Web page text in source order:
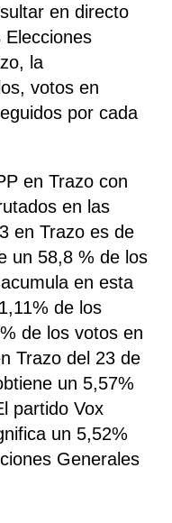
en directo
Elecciones
la
votos en
por cada
en Trazo con
en las
en Trazo es de
un 58,8 % de los
acumula en esta
de los
de los votos en
Trazo del 23 de
un 5,57%
partido Vox
un 5,52%
Generales